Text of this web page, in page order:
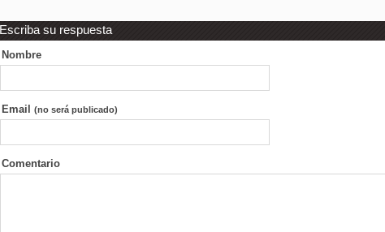
Escriba su respuesta
Nombre
Email (no será publicado)
Comentario